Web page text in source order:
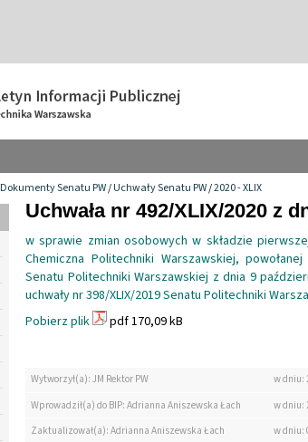
Dokumenty Senatu PW/Uchwały Senatu PW/2020 - XLIX
Uchwała nr 492/XLIX/2020 z
w sprawie zmian osobowych w składzie
Chemiczna Politechniki Warszawskiej,
Senatu Politechniki Warszawskiej z dnia 9
uchwały nr 398/XLIX/2019 Senatu Politechniki
Pobierz plik
pdf 170,09 kB
Wytworzył(a): JM Rektor PW
w dniu:
Wprowadził(a) do BIP: Adrianna Aniszewska Łach
w dniu:
Zaktualizował(a): Adrianna Aniszewska Łach
w dniu: